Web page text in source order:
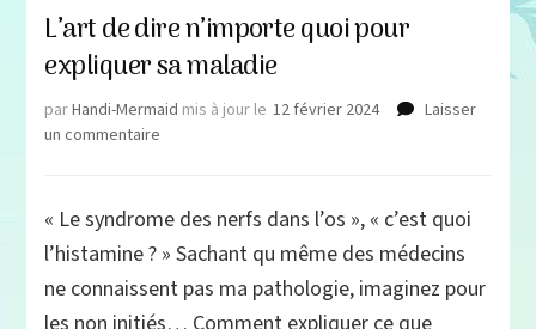
L’art de dire n’importe quoi pour
expliquer sa maladie
parHandi-Mermaid mis à jour le 12 février 2024
Laisser
un commentaire
dire
quoi
pour
« Le syndrome des nerfs dans l’os », « c’est quoi
l’histamine ? » Sachant qu même des médecins
ne connaissent pas ma pathologie, imaginez pour